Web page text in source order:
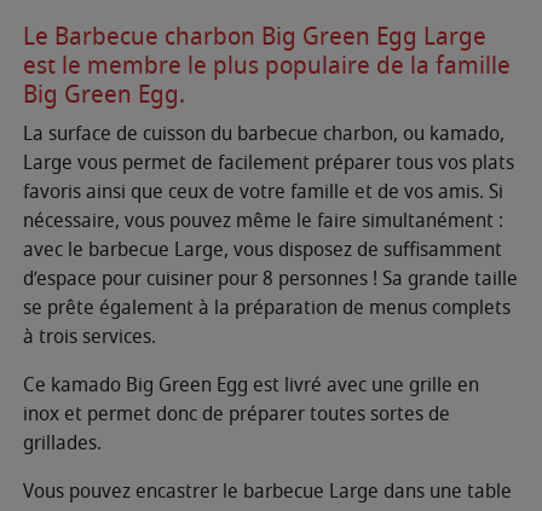
Le Barbecue charbon Big Green Egg Large
est le membre le plus populaire de la famille
Big Green Egg.
La surface de cuisson du barbecue charbon, ou kamado,
Large vous permet de facilement préparer tous vos plats
favoris ainsi que ceux de votre famille et de vos amis. Si
nécessaire, vous pouvez même le faire simultanément :
avec le barbecue Large, vous disposez de suffisamment
d’espace pour cuisiner pour 8 personnes ! Sa grande taille
se prête également à la préparation de menus complets
à trois services.
Ce kamado Big Green Egg est livré avec une grille en
inox et permet donc de préparer toutes sortes de
grillades.
Vous pouvez encastrer le barbecue Large dans une table